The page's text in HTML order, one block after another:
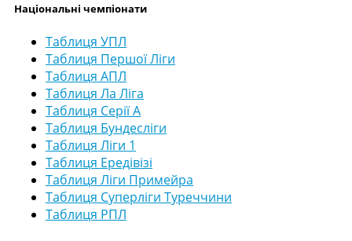
Національні чемпіонати
Таблиця УПЛ
Таблиця Першої Ліги
Таблиця АПЛ
Таблиця Ла Ліга
Таблиця Серії А
Таблиця Бундесліги
Таблиця Ліги 1
Таблиця Ередівізі
Таблиця Ліги Примейра
Таблиця Суперліги Туреччини
Таблиця РПЛ